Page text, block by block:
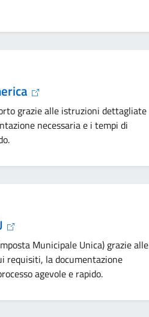
grazie alle istruzioni dettagliate
necessaria e i tempi di
Municipale Unica) grazie alle
requisiti, la documentazione
agevole e rapido.